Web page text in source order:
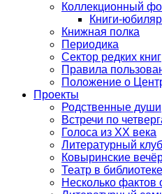
Коллекционный
Книги-
Книжная полка
Периодика
Сектор редких книг
Правила
Положение о
Проекты
Родственные души
Встречи по
Голоса из ХХ века
Литературный клуб
Ковыринские
Театр в библиотеке
Несколько фактов